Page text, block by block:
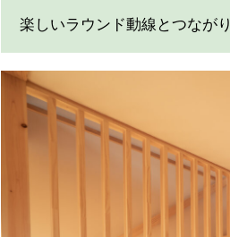
楽しいラウンド動線とつながり